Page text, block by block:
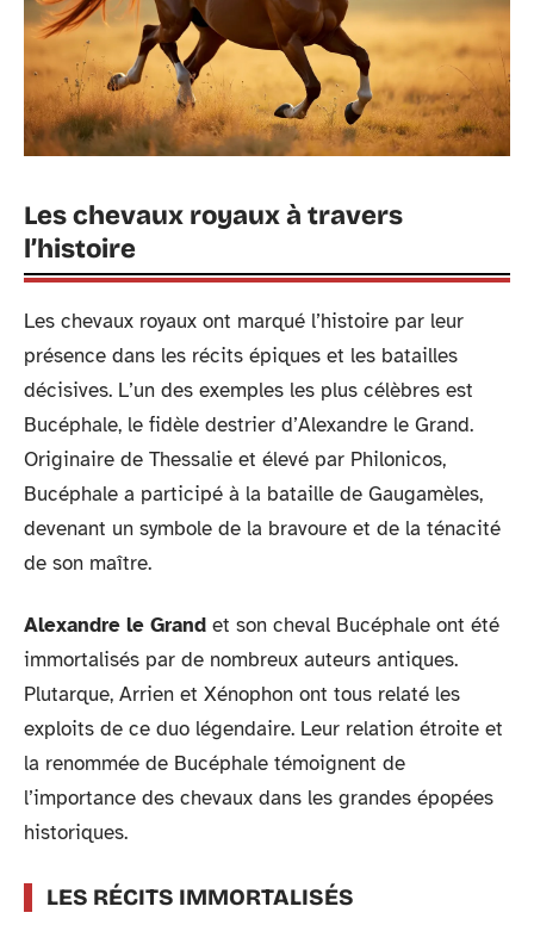
Les chevaux royaux à travers
l’histoire
Les chevaux royaux ont marqué l’histoire par leur
présence dans les récits épiques et les batailles
décisives. L’un des exemples les plus célèbres est
Bucéphale, le fidèle destrier d’Alexandre le Grand.
Originaire de Thessalie et élevé par Philonicos,
Bucéphale a participé à la bataille de Gaugamèles,
devenant un symbole de la bravoure et de la ténacité
de son maître.
Alexandre le Grand et son cheval Bucéphale ont été
immortalisés par de nombreux auteurs antiques.
Plutarque, Arrien et Xénophon ont tous relaté les
exploits de ce duo légendaire. Leur relation étroite et
la renommée de Bucéphale témoignent de
l’importance des chevaux dans les grandes épopées
historiques.
LES RÉCITS IMMORTALISÉS